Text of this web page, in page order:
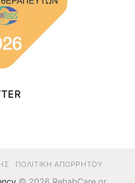
ΠΟΛΙΤΙΚΗ ΑΠΟΡΡΗΤΟΥ